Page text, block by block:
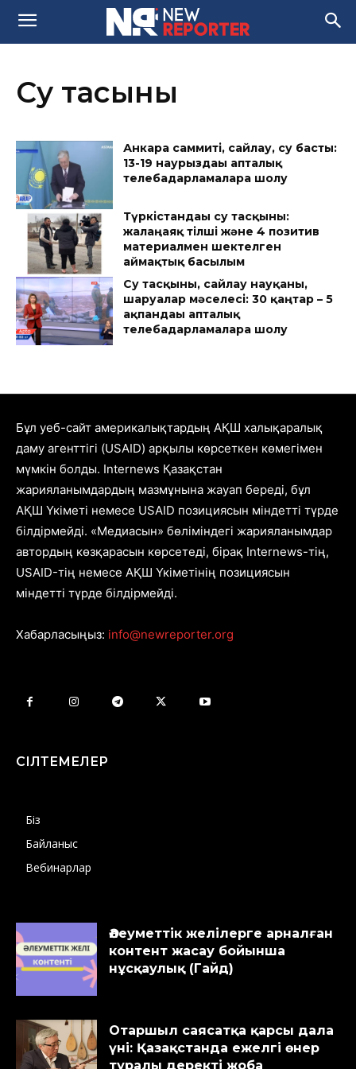
Су тасқыны
Анкара саммиті, сайлау, су басты:
13-19 наурыздағы апталық
телебағдарламаларға шолу
Түркістандағы су тасқыны:
жалаңаяқ тілші және 4 позитив
материалмен шектелген
аймақтық басылым
Су тасқыны, сайлау науқаны,
шаруалар мәселесі: 30 қаңтар – 5
ақпандағы апталық
телебағдарламаларға шолу
Бұл уеб-сайт америкалықтардың АҚШ халықаралық
даму агенттігі (USAID) арқылы көрсеткен көмегімен
мүмкін болды. Internews Қазақстан
жарияланымдардың мазмұнына жауап береді, бұл
АҚШ Үкіметі немесе USAID позициясын міндетті түрде
білдірмейді. «Медиасын» бөліміндегі жарияланымдар
автордың көзқарасын көрсетеді, бірақ Internews-тің,
USAID-тің немесе АҚШ Үкіметінің позициясын
міндетті түрде білдірмейді.
Хабарласыңыз: info@newreporter.org
СІЛТЕМЕЛЕР
Біз
Байланыс
Вебинарлар
Әлеуметтік желілерге арналған
контент жасау бойынша
нұсқаулық (Гайд)
Отаршыл саясатқа қарсы дала
үні: Қазақстанда ежелгі өнер
туралы деректі жоба